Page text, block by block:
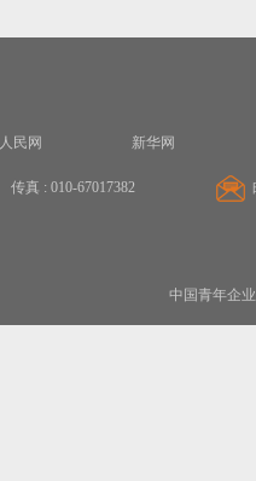
人民网 新华网
传真 : 010-67017382
中国青年企